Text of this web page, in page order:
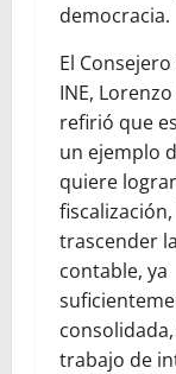
democracia.
El
INE,
refirió que
un ejemplo
quiere
trascender
contable, ya
trabajo de